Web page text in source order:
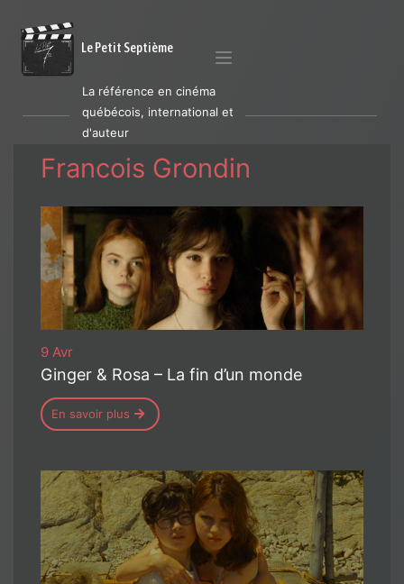
Le Petit Septième
La référence en cinéma
québécois, international et
d'auteur
Francois Grondin
9 Avr
Ginger & Rosa – La fin d’un monde
En savoir plus